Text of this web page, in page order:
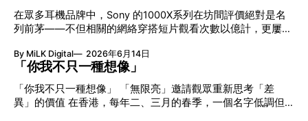
在眾多耳機品牌中，Sony 的1000X系列在坊間評價絕對是名
列前茅——不但相關的網絡穿搭短片觀看次數以億計，更屢獲
VGP 金獎，也是 Amazon 折扣日的大熱推介。
By MiLK Digital 2026年6月14日
「你我不只一種想像」
「你我不只一種想像」 「無限亮」邀請觀眾重新思考「差
異」的價值 在香港，每年二、三月的春季，一個名字低調但